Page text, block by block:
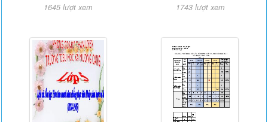
1645 lượt xem 1743 lượt xem